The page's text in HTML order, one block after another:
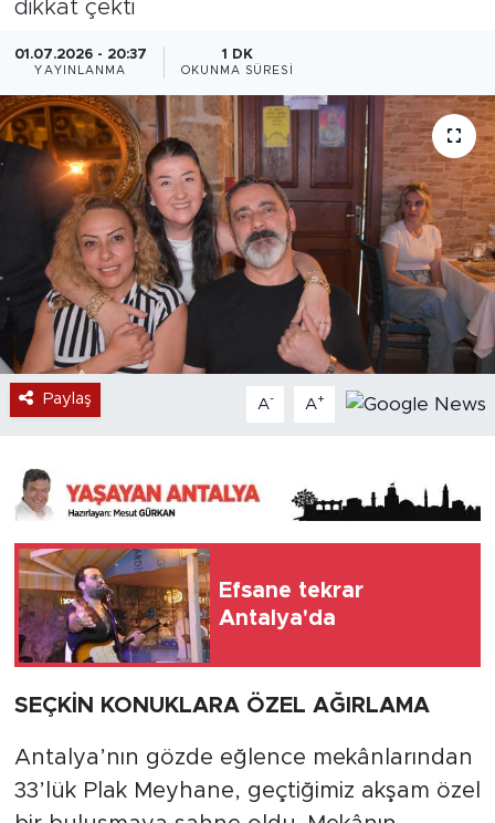
dikkat çekti
01.07.2026 - 20:37
YAYINLANMA
1 DK
OKUNMA SÜRESI
Paylaş A- A+
Efsane tekrar
Antalya'da
SEÇKİN KONUKLARA ÖZEL AĞIRLAMA
Antalya’nın gözde eğlence mekânlarından
33’lük Plak Meyhane, geçtiğimiz akşam özel